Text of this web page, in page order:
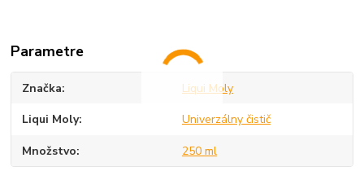
Parametre
Značka Liqui Moly
Liqui Moly Univerzálny čistič
Množstvo 250 ml